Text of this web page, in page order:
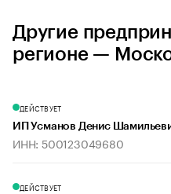
Другие
регионе —
ДЕЙСТВУЕТ
ИП Усманов Денис
ИНН: 500123049680
ДЕЙСТВУЕТ